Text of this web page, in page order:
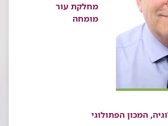
מחלקת עור
מומחה
המכון הפתולוגי